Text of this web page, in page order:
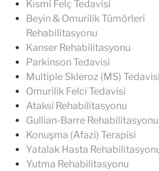
Kısmi Felç Tedavisi
Beyin & Omurilik Tümörleri
Rehabilitasyonu
Kanser Rehabilitasyonu
Parkinson Tedavisi
Multiple Skleroz (MS) Tedavisi
Omurilik Felci Tedavisi
Ataksi Rehabilitasyonu
Gullian-Barre Rehabilitasyonu
Konuşma (Afazi) Terapisi
Yatalak Hasta
Yutma Rehabilitasyonu